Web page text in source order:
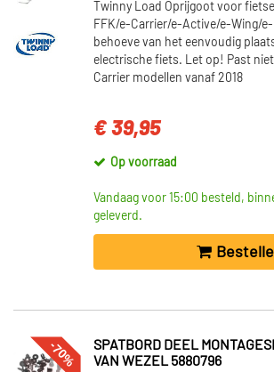
Twinny Load Oprijgoot voor
FFK/e-Carrier/e-Active/e-Wing/
behoeve van het eenvoudig
electrische fiets. Let op! Past
Carrier modellen vanaf 2018
€ 39,95
Op voorraad
Vandaag voor 15:00 besteld,
geleverd.
-70%
SPATBORD DEEL
VAN WEZEL 5880796